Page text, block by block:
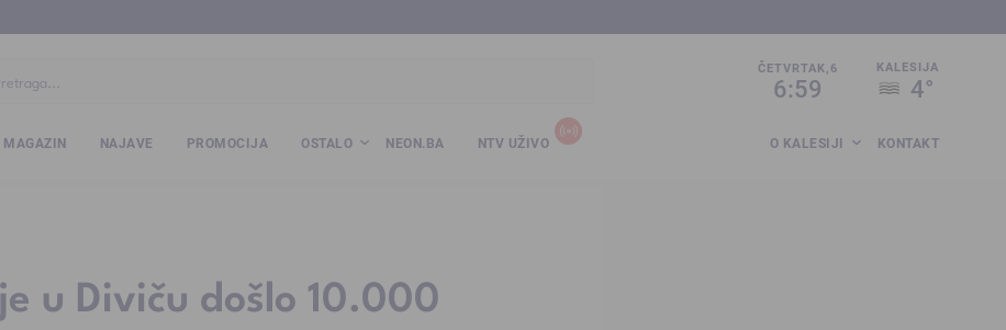
ČETVRTAK,6
6:59
KALESIJA
4°
MAGAZIN NAJAVE PROMOCIJA OSTALO NEON.BA NTV UŽIVO O KALESIJI KONTAKT
u Diviču došlo 10.000